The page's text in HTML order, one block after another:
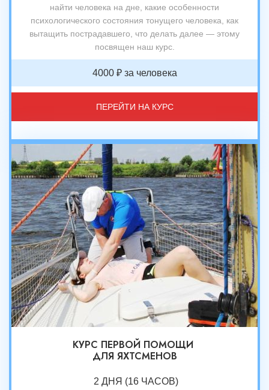
найти человека на дне, какие особенности
психологического состояния тонущего человека, как
вытащить пострадавшего, что делать далее — этому
посвящен наш курс.
4000 ₽ за человека
ПЕРЕЙТИ НА КУРС
КУРС ПЕРВОЙ ПОМОЩИ
ДЛЯ ЯХТСМЕНОВ
2 ДНЯ (16 ЧАСОВ)